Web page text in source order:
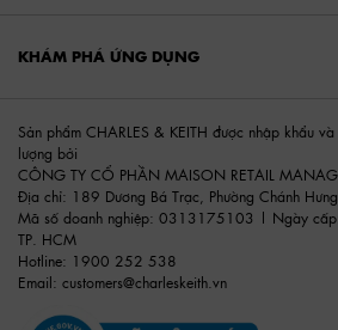
KHÁM PHÁ ỨNG DỤNG
Sản phẩm CHARLES & KEITH được nhập khẩu
lượng bởi
CÔNG TY CỔ PHẦN MAISON RETAIL
Địa chỉ: 189 Dương Bá Trạc, Phường Chánh
Mã số doanh nghiệp: 0313175103 | Ngày
TP. HCM
Hotline: 1900 252 538
Email: customers@charleskeith.vn